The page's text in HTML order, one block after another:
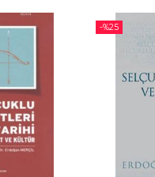
-%25